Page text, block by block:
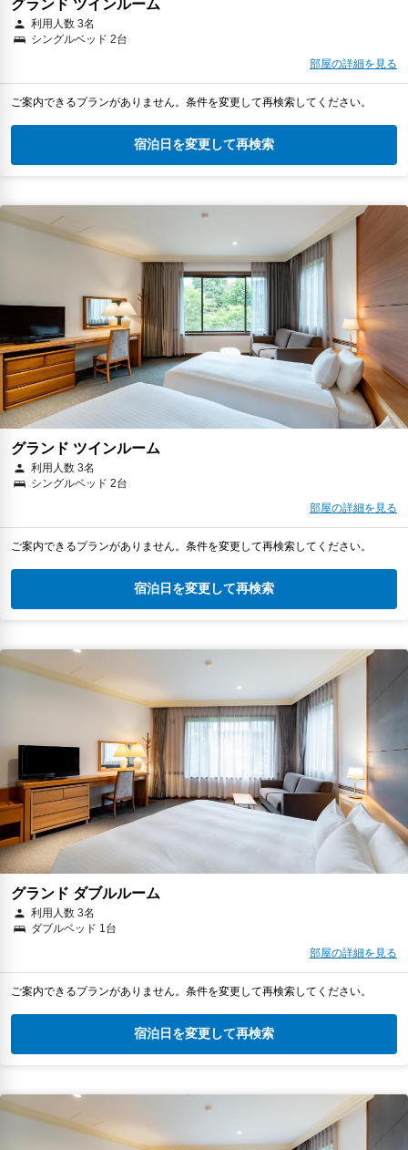
グランド ツインルーム
利用人数 3名
シングルベッド 2台
部屋の詳細を見る
ご案内できるプランがありません。条件を変更して再検索してください。
宿泊日を変更して再検索
グランド ツインルーム
利用人数 3名
シングルベッド 2台
部屋の詳細を見る
ご案内できるプランがありません。条件を変更して再検索してください。
宿泊日を変更して再検索
グランド ダブルルーム
利用人数 3名
ダブルベッド 1台
部屋の詳細を見る
ご案内できるプランがありません。条件を変更して再検索してください。
宿泊日を変更して再検索